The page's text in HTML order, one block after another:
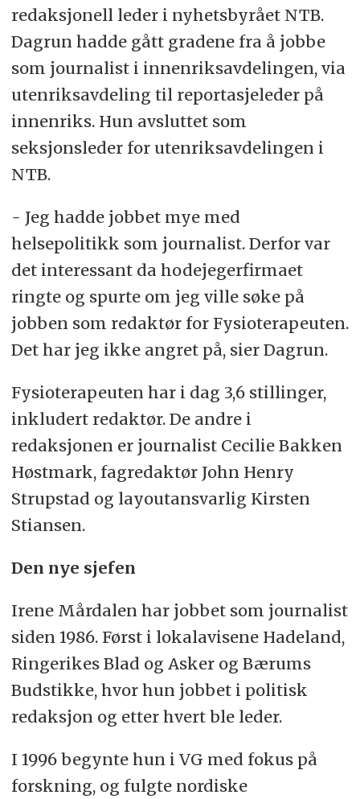
redaksjonell leder i nyhetsbyrået NTB.
Dagrun hadde gått gradene fra å jobbe
som journalist i innenriksavdelingen, via
utenriksavdeling til reportasjeleder på
innenriks. Hun avsluttet som
seksjonsleder for utenriksavdelingen i
NTB.
- Jeg hadde jobbet mye med
helsepolitikk som journalist. Derfor var
det interessant da hodejegerfirmaet
ringte og spurte om jeg ville søke på
jobben som redaktør for Fysioterapeuten.
Det har jeg ikke angret på, sier Dagrun.
Fysioterapeuten har i dag 3,6 stillinger,
inkludert redaktør. De andre i
redaksjonen er journalist Cecilie Bakken
Høstmark, fagredaktør John Henry
Strupstad og layoutansvarlig Kirsten
Stiansen.
Den nye sjefen
Irene Mårdalen har jobbet som journalist
siden 1986. Først i lokalavisene Hadeland,
Ringerikes Blad og Asker og Bærums
Budstikke, hvor hun jobbet i politisk
redaksjon og etter hvert ble leder.
I 1996 begynte hun i VG med fokus på
forskning, og fulgte nordiske